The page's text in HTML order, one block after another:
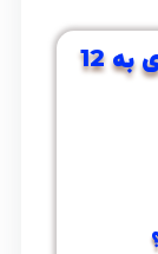
میزان کیفیت مبدل برق شهری به 12